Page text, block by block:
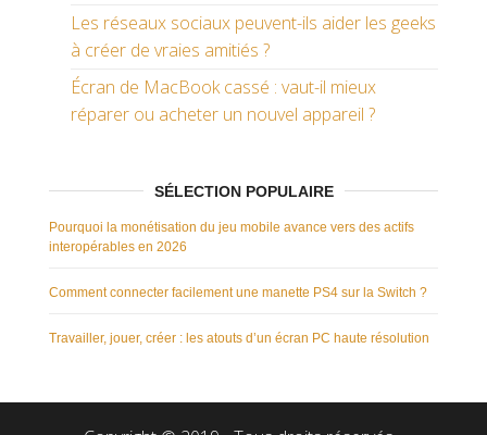
Les réseaux sociaux peuvent-ils aider les geeks
à créer de vraies amitiés ?
Écran de MacBook cassé : vaut-il mieux
réparer ou acheter un nouvel appareil ?
SÉLECTION POPULAIRE
Pourquoi la monétisation du jeu mobile avance vers des actifs
interopérables en 2026
Comment connecter facilement une manette PS4 sur la Switch ?
Travailler, jouer, créer : les atouts d’un écran PC haute résolution